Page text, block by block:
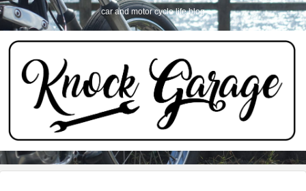
car and motor cycle life blog